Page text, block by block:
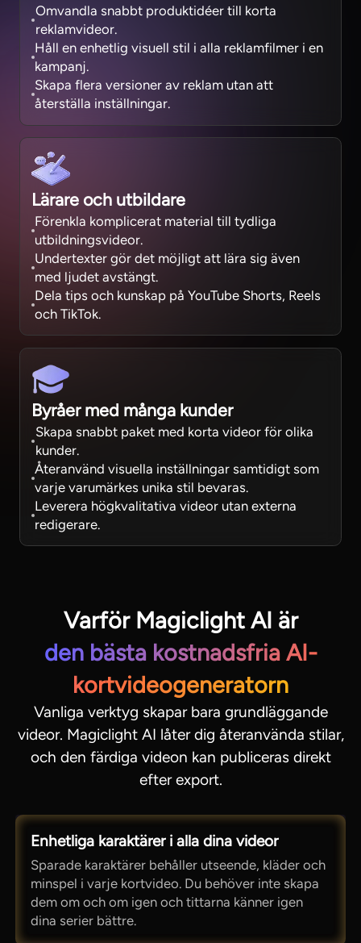
Omvandla snabbt produktidéer till korta
reklamvideor.
Håll en enhetlig visuell stil i alla reklamfilmer i en
kampanj.
Skapa flera versioner av reklam utan att
återställa inställningar.
Lärare och utbildare
Förenkla komplicerat material till tydliga
utbildningsvideor.
Undertexter gör det möjligt att lära sig även
med ljudet avstängt.
Dela tips och kunskap på YouTube Shorts, Reels
och TikTok.
Byråer med många kunder
Skapa snabbt paket med korta videor för olika
kunder.
Återanvänd visuella inställningar samtidigt som
varje varumärkes unika stil bevaras.
Leverera högkvalitativa videor utan externa
redigerare.
Varför Magiclight AI är
den bästa kostnadsfria AI-
kortvideogeneratorn
Vanliga verktyg skapar bara grundläggande
videor. Magiclight AI låter dig återanvända stilar,
och den färdiga videon kan publiceras direkt
efter export.
Enhetliga karaktärer i alla dina videor
Sparade karaktärer behåller utseende, kläder och
minspel i varje kortvideo. Du behöver inte skapa
dem om och om igen och tittarna känner igen
dina serier bättre.